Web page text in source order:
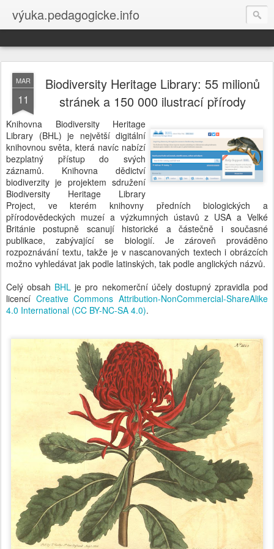
výuka.pedagogicke.info
MAR
11
Biodiversity Heritage Library: 55 milionů
stránek a 150 000 ilustrací přírody
Knihovna Biodiversity Heritage
Library (BHL) je největší digitální
knihovnou světa, která navíc nabízí
bezplatný přístup do svých
záznamů. Knihovna dědictví
biodiverzity je projektem sdružení
Biodiversity Heritage Library
Project, ve kterém knihovny předních biologických a
přírodovědeckých muzeí a výzkumných ústavů z USA a Velké
Británie postupně scanují historické a částečně i současné
publikace, zabývající se biologií. Je zároveň prováděno
rozpoznávání textu, takže je v nascanovaných textech i obrázcích
možno vyhledávat jak podle latinských, tak podle anglických názvů.
Celý obsah BHL je pro nekomerční účely dostupný zpravidla pod
licencí Creative Commons Attribution-NonCommercial-ShareAlike
4.0 International (CC BY-NC-SA 4.0).